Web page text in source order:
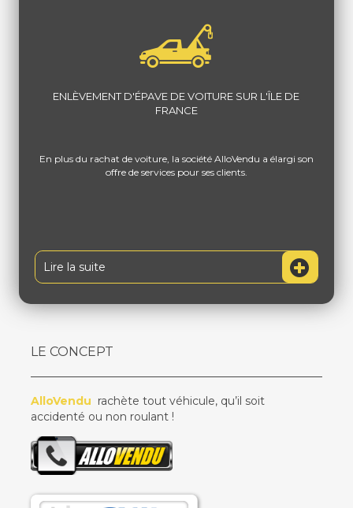
ENLÈVEMENT D'ÉPAVE DE VOITURE SUR L'ÎLE DE
FRANCE
En plus du rachat de voiture, la société AlloVendu a élargi son
offre de services pour ses clients.
Lire la suite
LE CONCEPT
AlloVendu rachète tout véhicule, qu’il soit
accidenté ou non roulant !